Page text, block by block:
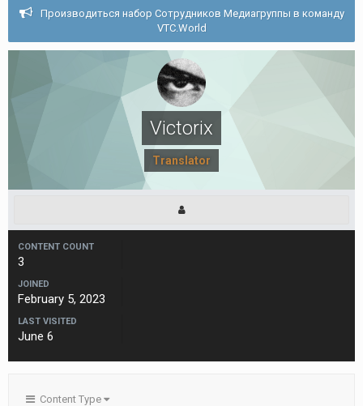
Производиться набор Сотрудников Медиагруппы в команду
VTC.World
Victorix
Translator
CONTENT COUNT
3
JOINED
February 5, 2023
LAST VISITED
June 6
Content Type